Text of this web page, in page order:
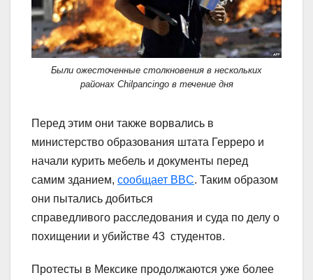
Были ожесточенные столкновения в нескольких
районах Chilpancingo в течение дня
Перед этим они также ворвались в
министерство образования штата Герреро и
начали курить мебель и документы перед
самим зданием, сообщает BBC. Таким образом
они пытались добиться
справедливого расследования и суда по делу о
похищении и убийстве 43 студентов.
Протесты в Мексике продолжаются уже более